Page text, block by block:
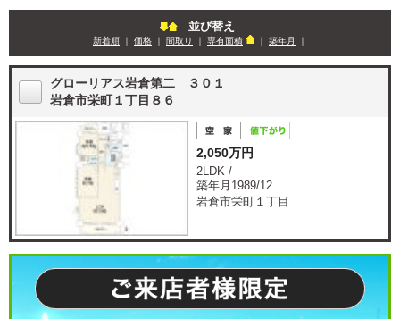
並び替え
新着順 ｜ 価格 ｜ 間取り ｜ 専有面積 ｜ 築年月 ｜
グローリアス岩倉第二 ３０１
岩倉市栄町１丁目８６
2,050万円
2LDK /
築年月1989/12
岩倉市栄町１丁目